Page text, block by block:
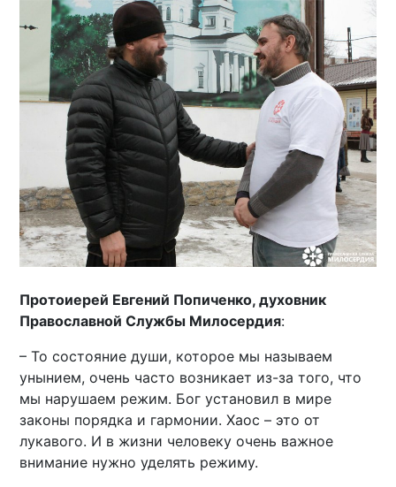
Протоиерей Евгений Попиченко, духовник
Православной Службы Милосердия:
– То состояние души, которое мы называем
унынием, очень часто возникает из-за того, что
мы нарушаем режим. Бог установил в мире
законы порядка и гармонии. Хаос – это от
лукавого. И в жизни человеку очень важное
внимание нужно уделять режиму.